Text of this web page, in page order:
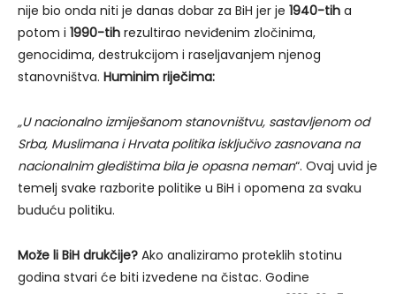
nije bio onda niti je danas dobar za BiH jer je 1940-tih a
potom i 1990-tih rezultirao neviđenim zločinima,
genocidima, destrukcijom i raseljavanjem njenog
stanovništva. Huminim riječima:
„U nacionalno izmiješanom stanovništvu, sastavljenom od
Srba, Muslimana i Hrvata politika isključivo zasnovana na
nacionalnim gledištima bila je opasna neman“. Ovaj uvid je
temelj svake razborite politike u BiH i opomena za svaku
buduću politiku.
Može li BiH drukčije? Ako analiziramo proteklih stotinu
godina stvari će biti izvedene na čistac. Godine